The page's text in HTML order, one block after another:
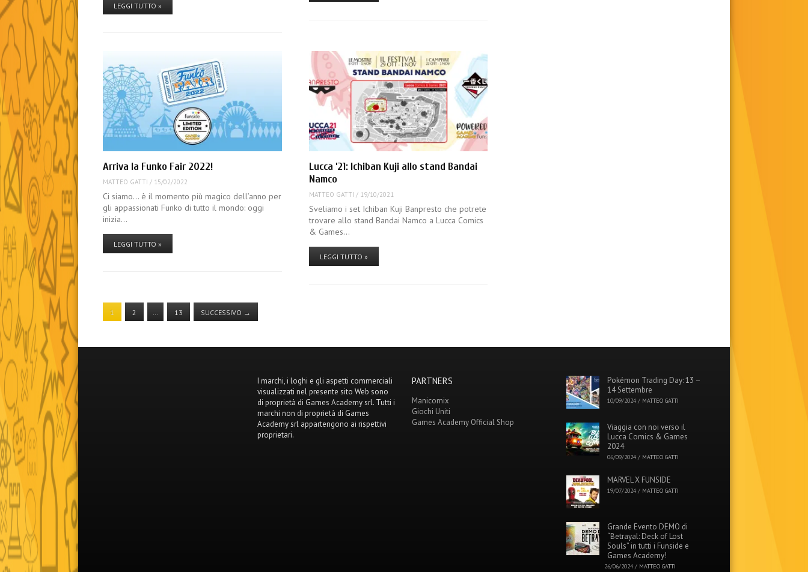
LEGGI TUTTO »
Arriva la Funko Fair 2022!
MATTEO GATTI / 15/02/2022
Ci siamo… è il momento più magico dell’anno per
gli appassionati Funko di tutto il mondo: oggi
inizia…
LEGGI TUTTO »
Lucca ’21: Ichiban Kuji allo stand Bandai
Namco
MATTEO GATTI / 19/10/2021
Sveliamo i set Ichiban Kuji Banpresto che potrete
trovare allo stand Bandai Namco a Lucca Comics
& Games…
LEGGI TUTTO »
1 2 13 SUCCESSIVO →
I marchi, i loghi e gli aspetti commerciali
visualizzati nel presente sito Web sono
di proprietà di Games Academy srl. Tutti i
marchi non di proprietà di Games
Academy srl appartengono ai rispettivi
proprietari.
PARTNERS
Manicomix
Giochi Uniti
Games Academy Official Shop
Pokémon Trading Day: 13 –
14 Settembre
10/09/2024/ MATTEO GATTI
Viaggia con noi verso il
Lucca Comics & Games
2024
06/09/2024/ MATTEO GATTI
MARVEL X FUNSIDE
19/07/2024/ MATTEO GATTI
Grande Evento DEMO di
“Betrayal: Deck of Lost
Souls” in tutti i Funside e
Games Academy!
26/06/2024/ MATTEO GATTI